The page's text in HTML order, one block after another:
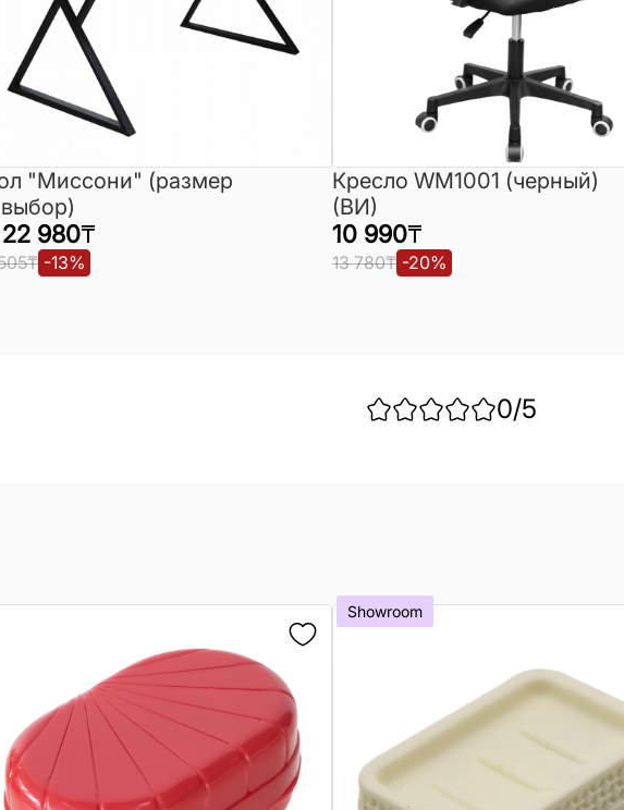
"Миссони" (размер
22 980₸
₸ -13%
Кресло WM1001 (черный)
(ВИ)
10 990₸
13 780₸ -20%
0/5
Showroom